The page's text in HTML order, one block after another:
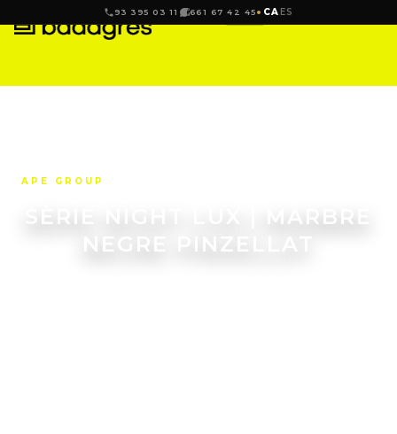
93 395 03 11 661 67 42 45 CA ES
SÈRIE NIGHT LUX | MARBRE
NEGRE PINZELLAT
APE GROUP